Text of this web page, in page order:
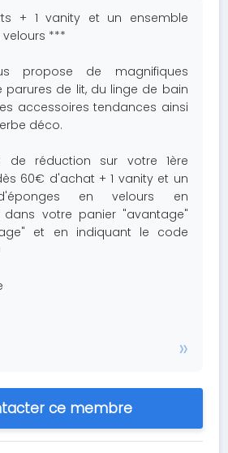
+ 1 vanity et un ensemble
***
propose de magnifiques
parures de lit, du linge de bain
accessoires tendances ainsi
déco.
de réduction sur votre 1ère
60€ d'achat + 1 vanity et un
en velours en
dans votre panier "avantage"
et en indiquant le code
ce membre